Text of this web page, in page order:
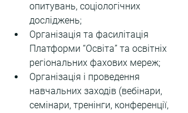
опитувань, соціологічних
досліджень;
Організація та фасилітація
Платформи “Освіта” та освітніх
регіональних фахових мереж;
Організація і проведення
навчальних заходів (вебінари,
семінари, тренінги, конференції,